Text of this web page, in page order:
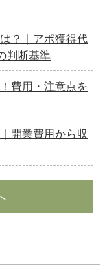
？｜アポ獲得代
判断基準
費用・注意点を
開業費用から収